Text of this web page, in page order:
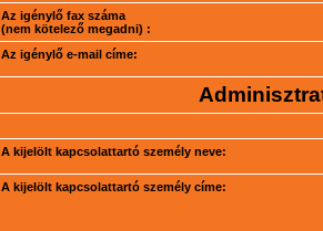
Az igénylő fax száma
(nem kötelező megadni) :
Az igénylő e-mail címe:
A kijelölt kapcsolattartó személy neve:
A kijelölt kapcsolattartó személy címe: